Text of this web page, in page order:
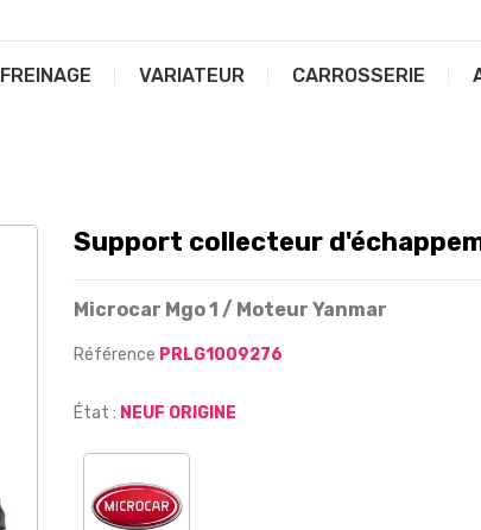
FREINAGE VARIATEUR CARROSSERIE
Support collecteur
Microcar Mgo 1 / Moteur Yanmar
Référence PRLG1009276
État : NEUF ORIGINE